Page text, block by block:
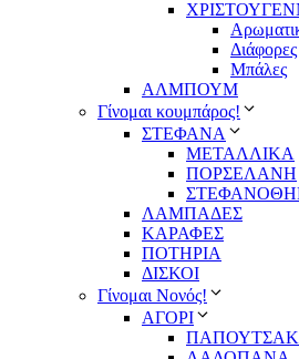
Διάφορες
Μπάλες
ΑΛΜΠΟΥΜ
Γίνομαι κουμπάρος!
ΣΤΕΦΑΝΑ
ΜΕΤΑΛΛΙΚΑ
ΠΟΡΣΕΛΑΝΗ
ΛΑΜΠΑΔΕΣ
ΚΑΡΑΦΕΣ
ΠΟΤΗΡΙΑ
ΔΙΣΚΟΙ
Γίνομαι Νονός!
ΑΓΟΡΙ